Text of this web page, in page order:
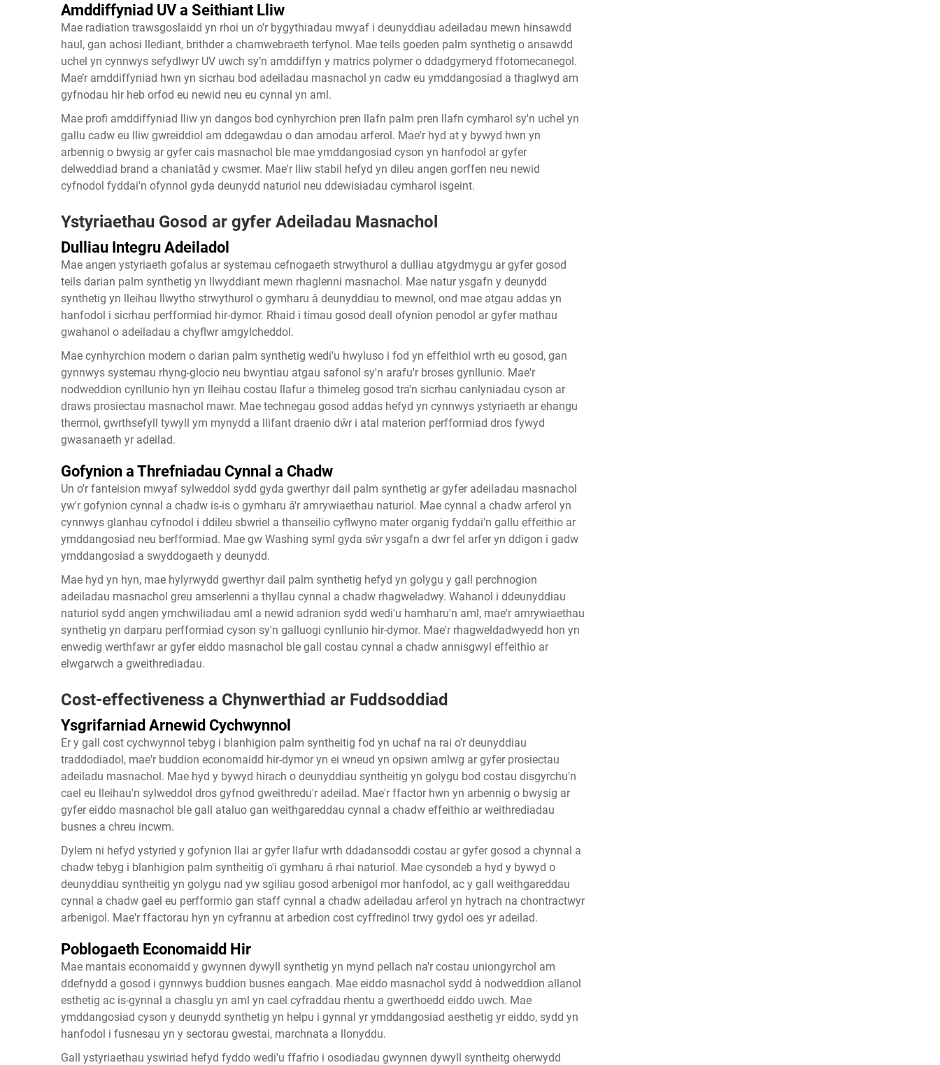
Amddiffyniad UV a Seithiant Lliw
Mae radiation trawsgoslaidd yn rhoi un o’r bygythiadau mwyaf i deunyddiau adeiladau mewn hinsawdd
haul, gan achosi llediant, brithder a chamwebraeth terfynol. Mae teils goeden palm synthetig o ansawdd
uchel yn cynnwys sefydlwyr UV uwch sy’n amddiffyn y matrics polymer o ddadgymeryd ffotomecanegol.
Mae’r amddiffyniad hwn yn sicrhau bod adeiladau masnachol yn cadw eu ymddangosiad a thaglwyd am
gyfnodau hir heb orfod eu newid neu eu cynnal yn aml.
Mae profi amddiffyniad lliw yn dangos bod cynhyrchion pren llafn palm pren llafn cymharol sy'n uchel yn
gallu cadw eu lliw gwreiddiol am ddegawdau o dan amodau arferol. Mae'r hyd at y bywyd hwn yn
arbennig o bwysig ar gyfer cais masnachol ble mae ymddangosiad cyson yn hanfodol ar gyfer
delweddiad brand a chaniatâd y cwsmer. Mae'r lliw stabil hefyd yn dileu angen gorffen neu newid
cyfnodol fyddai'n ofynnol gyda deunydd naturiol neu ddewisiadau cymharol isgeint.
Ystyriaethau Gosod ar gyfer Adeiladau Masnachol
Dulliau Integru Adeiladol
Mae angen ystyriaeth gofalus ar systemau cefnogaeth strwythurol a dulliau atgydmygu ar gyfer gosod
teils darian palm synthetig yn llwyddiant mewn rhaglenni masnachol. Mae natur ysgafn y deunydd
synthetig yn lleihau llwytho strwythurol o gymharu â deunyddiau to mewnol, ond mae atgau addas yn
hanfodol i sicrhau perfformiad hir-dymor. Rhaid i timau gosod deall ofynion penodol ar gyfer mathau
gwahanol o adeiladau a chyflwr amgylcheddol.
Mae cynhyrchion modern o darian palm synthetig wedi'u hwyluso i fod yn effeithiol wrth eu gosod, gan
gynnwys systemau rhyng-glocio neu bwyntiau atgau safonol sy'n arafu'r broses gynllunio. Mae'r
nodweddion cynllunio hyn yn lleihau costau llafur a thimeleg gosod tra'n sicrhau canlyniadau cyson ar
draws prosiectau masnachol mawr. Mae technegau gosod addas hefyd yn cynnwys ystyriaeth ar ehangu
thermol, gwrthsefyll tywyll ym mynydd a llifant draenio dŵr i atal materion perfformiad dros fywyd
gwasanaeth yr adeilad.
Gofynion a Threfniadau Cynnal a Chadw
Un o'r fanteision mwyaf sylweddol sydd gyda gwerthyr dail palm synthetig ar gyfer adeiladau masnachol
yw'r gofynion cynnal a chadw is-is o gymharu â'r amrywiaethau naturiol. Mae cynnal a chadw arferol yn
cynnwys glanhau cyfnodol i ddileu sbwriel a thanseilio cyflwyno mater organig fyddai'n gallu effeithio ar
ymddangosiad neu berfformiad. Mae gw Washing syml gyda sŵr ysgafn a dwr fel arfer yn ddigon i gadw
ymddangosiad a swyddogaeth y deunydd.
Mae hyd yn hyn, mae hylyrwydd gwerthyr dail palm synthetig hefyd yn golygu y gall perchnogion
adeiladau masnachol greu amserlenni a thyllau cynnal a chadw rhagweladwy. Wahanol i ddeunyddiau
naturiol sydd angen ymchwiliadau aml a newid adranion sydd wedi'u hamharu'n aml, mae'r amrywiaethau
synthetig yn darparu perfformiad cyson sy'n galluogi cynllunio hir-dymor. Mae'r rhagweldadwyedd hon yn
enwedig werthfawr ar gyfer eiddo masnachol ble gall costau cynnal a chadw annisgwyl effeithio ar
elwgarwch a gweithrediadau.
Cost-effectiveness a Chynwerthiad ar Fuddsoddiad
Ysgrifarniad Arnewid Cychwynnol
Er y gall cost cychwynnol tebyg i blanhigion palm syntheitig fod yn uchaf na rai o'r deunyddiau
traddodiadol, mae'r buddion economaidd hir-dymor yn ei wneud yn opsiwn amlwg ar gyfer prosiectau
adeiladu masnachol. Mae hyd y bywyd hirach o deunyddiau syntheitig yn golygu bod costau disgyrchu'n
cael eu lleihau'n sylweddol dros gyfnod gweithredu'r adeilad. Mae'r ffactor hwn yn arbennig o bwysig ar
gyfer eiddo masnachol ble gall ataluo gan weithgareddau cynnal a chadw effeithio ar weithrediadau
busnes a chreu incwm.
Dylem ni hefyd ystyried y gofynion llai ar gyfer llafur wrth ddadansoddi costau ar gyfer gosod a chynnal a
chadw tebyg i blanhigion palm syntheitig o'i gymharu â rhai naturiol. Mae cysondeb a hyd y bywyd o
deunyddiau syntheitig yn golygu nad yw sgiliau gosod arbenigol mor hanfodol, ac y gall weithgareddau
cynnal a chadw gael eu perfformio gan staff cynnal a chadw adeiladau arferol yn hytrach na chontractwyr
arbenigol. Mae'r ffactorau hyn yn cyfrannu at arbedion cost cyffredinol trwy gydol oes yr adeilad.
Poblogaeth Economaidd Hir
Mae mantais economaidd y gwynnen dywyll synthetig yn mynd pellach na'r costau uniongyrchol am
ddefnydd a gosod i gynnwys buddion busnes eangach. Mae eiddo masnachol sydd â nodweddion allanol
esthetig ac is-gynnal a chasglu yn aml yn cael cyfraddau rhentu a gwerthoedd eiddo uwch. Mae
ymddangosiad cyson y deunydd synthetig yn helpu i gynnal yr ymddangosiad aesthetig yr eiddo, sydd yn
hanfodol i fusnesau yn y sectorau gwestai, marchnata a llonyddu.
Gall ystyriaethau yswiriad hefyd fyddo wedi'u ffafrio i osodiadau gwynnen dywyll syntheitg oherwydd